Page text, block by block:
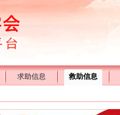
求助信息 救助信息